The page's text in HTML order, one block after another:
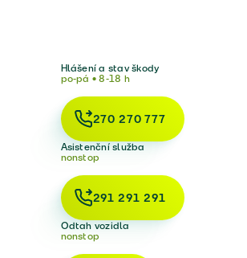
Hlášení a stav škody
po-pá • 8-18 h
270 270 777
Asistenční služba
nonstop
291 291 291
Odtah vozidla
nonstop